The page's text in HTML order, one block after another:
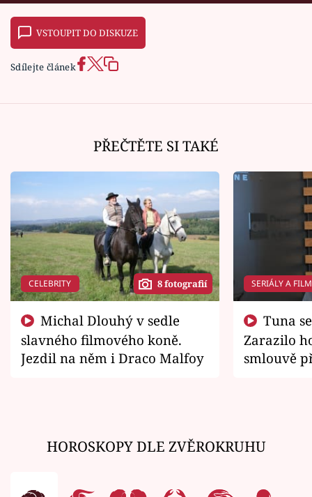
VSTOUPIT DO DISKUZE
Sdílejte článek
PŘEČTĚTE SI TAKÉ
CELEBRITY 8 fotografií
slavného filmového koně.
Jezdil na něm i Draco Malfoy
SERIÁLY A
Zarazilo
smlouvě
HOROSKOPY DLE ZVĚROKRUHU